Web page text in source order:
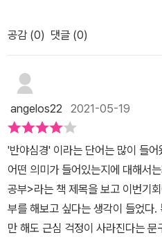
면 다섯개의 문단으로 되어 있는
야바라밀다를 깊이 행할 때에 오온
운을 넘어서게 된다(조견오온개공,
자재보살이 반야바라밀다라는 심
을 비추어 보고 모든 번뇌와 고통
'반야바라밀다'가 어떠한 방법인지
법사는 아래와 같이 해석했다고
蜜多)'반야는 지혜라는 뜻으로 신
자 사물 본연에 대한 비범한 깨달
다는 뜻이다.즉, 기묘한 반야의 지
의 경지에 도달한다는 의미다.그러
는 용(用)이다.' 일상에서는 잘 쓰
면‘2장. 단단한 마음을 위해 꼭 알아
눈에 보이지 않는 것들이 무궁무진
자아의 비좁은 세상에 얽매이지 않
기 어렵고 실천하기 어려운 문제이
고 되새기는 것만으로도눈에 보이
하지도 않는 허상을 자꾸만 쫓으려
데많은 도움을 받은 문장입니다. ‘아제아제 바라아제 바라승하제 모
지 사바하’라는 주술 같은 문장으
가장 짧고도 익숙한반야심경에서부
걸림없이 자신을 온전히 발휘하여
삶이다. 모든 것이 무상하다는 것을
를 가로막을 수 없다.
대한 부분을 읽던 중에 문득 니체나
에서는 눈에 보이는 나인 가아(假
구분한다. 내가 ‘나’라고 생각하는
나라고 생각하고 있는 실체인 ‘진
속 질문을 던진다. 누구든 진정으로 해야 하는 일은 오직 하나,바로
진정한 자아를 찾는 것이다.그 자아
하지 않다.자기 운명을 찾은 다음은
의 다른 길은 모두 도피의 다른 이름이다.
人)’이나 에머슨이 말하는 ‘자기 신
자아’를 찾아가는 깨달음의 문제와
아(眞我)를 깨닫기 위해서는 색에
세상에 눈에 보이는 모든 것은 다
게 닥치는 모든 상황을 온전히 나의
은 날에는 햇볕을 누리고, 비 오는
도 사라질 것이다”(p. 147). 그런데
디 말처럼 쉽습니까? 저자는 마음
우라고, 슬쩍 불교 수행법을 제시합
절, “아제아제 바라아제 바라승아
는 주문(呪文)이라고 말합니다. 이
우리에게 알려 주는 깨달음이며 고
합니다. 글쎄요. 불교의 가르침에 ‘
‘색’이 아니다. ‘색’은 원래 우리
대되어서 신체 기관뿐만 아니라, 색,
기관을 포괄한다. “부처가 말한 색
재하지 않는다는 뜻이 아니다. 우
수시로 바뀐다는 사실을 떠올리고,
진하게 있음을 알아야 한다고 일
에 보이는 것을 믿는 경향이 있다.
각하고 그것을 얻기 위해서 노력한
형체다. 아무리 멋져 보이려고 성
을 치장해도 그것은 나 자신이 아니
것이 바로 ‘색즉시공’ 즉 나는 끊
기에서 ‘공’(空) 비어있다는 한자
공감 (0) 댓글 (0)
angelos22 2021-05-19
'반야심경' 이라는 단어는 많이 들
어떤 의미가 들어있는지에 대해서
공부>라는 책 제목을 보고 이번기
부를 해보고 싶다는 생각이 들었다.
만 해도 근심 걱정이 사라진다는